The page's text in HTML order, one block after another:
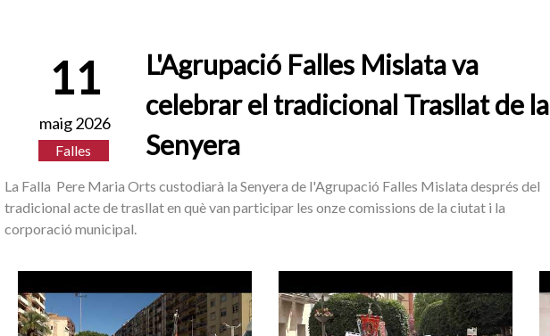
11
maig 2026
Falles
L'Agrupació Falles Mislata va
celebrar el tradicional Trasllat de la
Senyera
La Falla Pere Maria Orts custodiarà la Senyera de l'Agrupació Falles Mislata després del
tradicional acte de trasllat en què van participar les onze comissions de la ciutat i la
corporació municipal.